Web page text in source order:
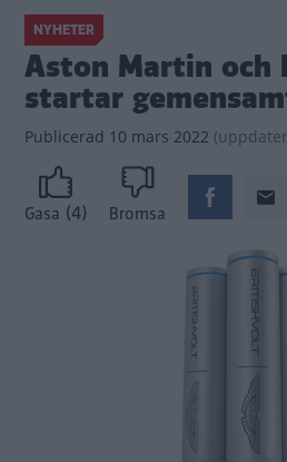
NYHETER
Aston Martin och
startar
Publicerad 10 mars 2022 (
Gasa (4) Bromsa